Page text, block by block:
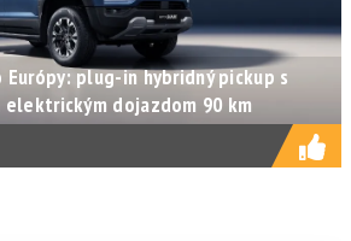
Európy: plug-in hybridný pickup s
dojazdom 90 km